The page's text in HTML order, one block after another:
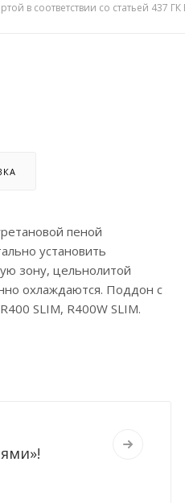
в соответствии со статьей 437
пеной
установить
зону, цельнолитой
охлаждаются. Поддон с
SLIM, R400W SLIM.